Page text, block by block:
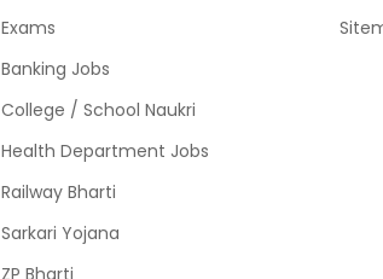
Exams
Banking Jobs
College / School Naukri
Health Department Jobs
Railway Bharti
Sarkari Yojana
ZP Bharti